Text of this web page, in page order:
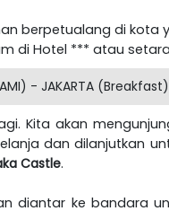
berpetualang di kota
di Hotel *** atau
- JAKARTA (Breakfast)
Kita akan
dan dilanjutkan
Castle.
diantar ke bandara